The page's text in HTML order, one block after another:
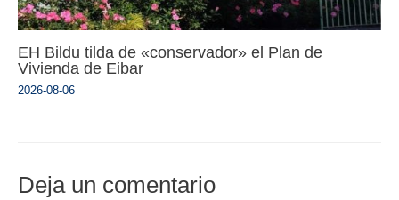
EH Bildu tilda de «conservador» el Plan de
Vivienda de Eibar
2026-08-06
Deja un comentario